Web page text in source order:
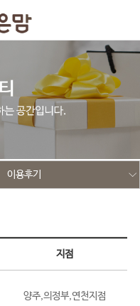
이용후기
지점
양주,의정부,연천지점